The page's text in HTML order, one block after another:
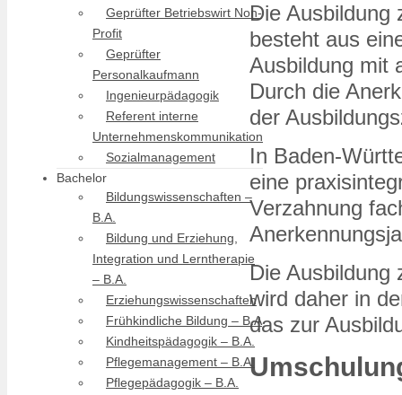
Die Ausbildung
besteht aus
Ausbildung mit
Durch die
der
In Baden-
eine
Verzahnung
Die Ausbildung
wird daher in
das zur
Geprüfter Betriebswirt Non-
Profit
Geprüfter
Personalkaufmann
Ingenieurpädagogik
Referent interne
Unternehmenskommunikation
Sozialmanagement
Bachelor
Bildungswissenschaften –
B.A.
Bildung und Erziehung,
Integration und Lerntherapie
– B.A.
Erziehungswissenschaften
Frühkindliche Bildung – B.A
Kindheitspädagogik – B.A.
Pflegemanagement – B.A.
Pflegepädagogik – B.A.